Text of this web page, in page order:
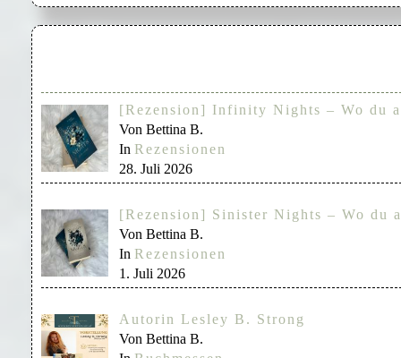
[Rezension] Infinity Nights – Wo du
Von Bettina B.
In Rezensionen
28. Juli 2026
[Rezension] Sinister Nights – Wo du
Von Bettina B.
In Rezensionen
1. Juli 2026
Autorin Lesley B. Strong
Von Bettina B.